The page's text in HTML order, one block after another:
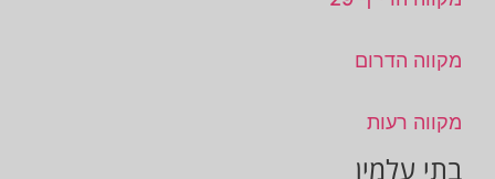
מקווה הדרום
מקווה רעות
בתי עלמין